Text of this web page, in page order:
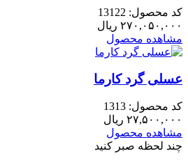
کد محصول: 13122
۲۷۰,۰۵۰,۰۰۰ ریال
مشاهده محصول
عسلی گرد کارما
کد محصول: 1313
۲۷,۵۰۰,۰۰۰ ریال
مشاهده محصول
چند لحظه صبر کنید